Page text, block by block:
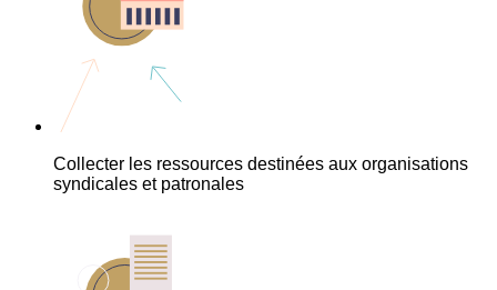
Collecter les ressources destinées aux organisations
syndicales et patronales